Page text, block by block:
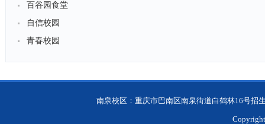
百谷园食堂
自信校园
青春校园
南泉校区：重庆市巴南区南泉街道白鹤林16号招